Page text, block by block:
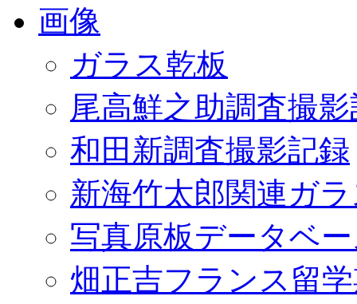
画像
ガラス乾板
尾高鮮之助調査撮
和田新調査撮影記録
新海竹太郎関連ガ
写真原板データベ
畑正吉フランス留